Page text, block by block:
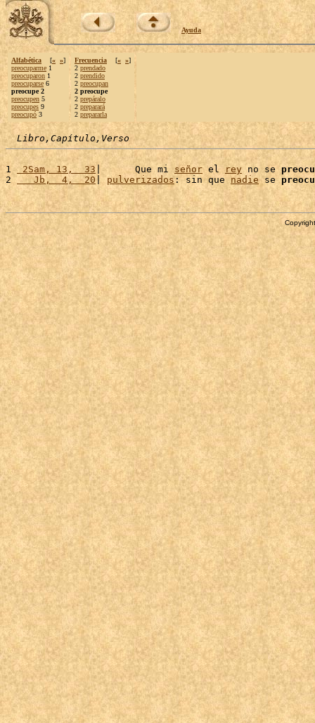
Ayuda
Alfabética [« »]
preocuparme 1
preocuparon 1
preocuparse 6
preocupe 2
preocupen 5
preocupes 9
preocupó 3
Frecuencia [« »]
2 prendado
2 prendido
2 preocupan
2 preocupe
2 prepáralo
2 preparará
2 prepararla
Libro,Capítulo,Verso
1 2Sam, 13,  33 |      Que mi señor el rey no se
2
   Jb,  4,  20
| pulverizados: sin que nadie se